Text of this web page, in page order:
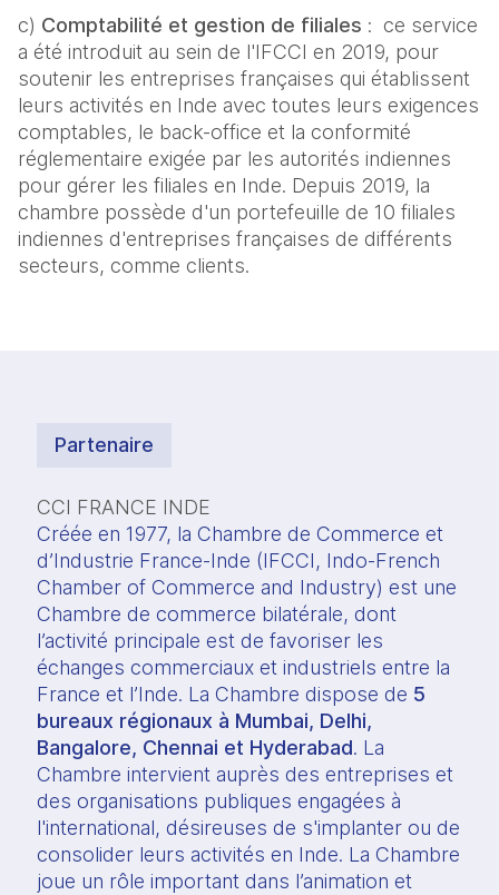
c) Comptabilité et gestion de filiales : ce service
a été introduit au sein de l'IFCCI en 2019, pour
soutenir les entreprises françaises qui établissent
leurs activités en Inde avec toutes leurs exigences
comptables, le back-office et la conformité
réglementaire exigée par les autorités indiennes
pour gérer les filiales en Inde. Depuis 2019, la
chambre possède d'un portefeuille de 10 filiales
indiennes d'entreprises françaises de différents
secteurs, comme clients.
Partenaire
CCI FRANCE INDE
Créée en 1977, la Chambre de Commerce et
d’Industrie France-Inde (IFCCI, Indo-French
Chamber of Commerce and Industry) est une
Chambre de commerce bilatérale, dont
l’activité principale est de favoriser les
échanges commerciaux et industriels entre la
France et l’Inde. La Chambre dispose de 5
bureaux régionaux à Mumbai, Delhi,
Bangalore, Chennai et Hyderabad. La
Chambre intervient auprès des entreprises et
des organisations publiques engagées à
l'international, désireuses de s'implanter ou de
consolider leurs activités en Inde. La Chambre
joue un rôle important dans l’animation et